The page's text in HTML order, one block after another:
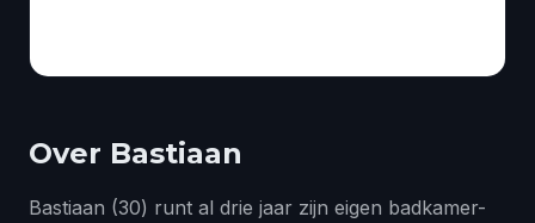
Over Bastiaan
Bastiaan (30) runt al drie jaar zijn eigen badkamer-